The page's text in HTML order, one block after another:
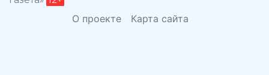
О проекте Карта сайта